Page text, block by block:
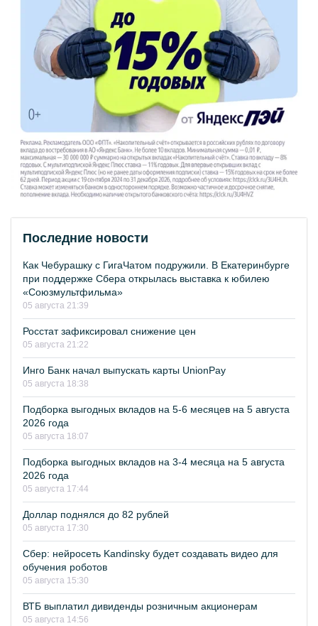
Последние новости
Как Чебурашку с ГигаЧатом подружили. В Екатеринбурге
при поддержке Сбера открылась выставка к юбилею
«Союзмультфильма»
05 августа 21:39
Росстат зафиксировал снижение цен
05 августа 21:22
Инго Банк начал выпускать карты UnionPay
05 августа 18:38
Подборка выгодных вкладов на 5-6 месяцев на 5 августа
2026 года
05 августа 18:07
Подборка выгодных вкладов на 3-4 месяца на 5 августа
2026 года
05 августа 17:44
Доллар поднялся до 82 рублей
05 августа 17:30
Сбер: нейросеть Kandinsky будет создавать видео для
обучения роботов
05 августа 15:30
ВТБ выплатил дивиденды розничным акционерам
05 августа 14:56